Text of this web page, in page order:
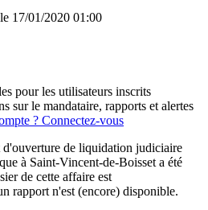
17/01/2020 01:00
pour les utilisateurs inscrits
sur le mandataire, rapports et alertes
? Connectez-vous
de liquidation judiciaire
à Saint-Vincent-de-Boisset a été
de cette affaire est
rapport n'est (encore) disponible.